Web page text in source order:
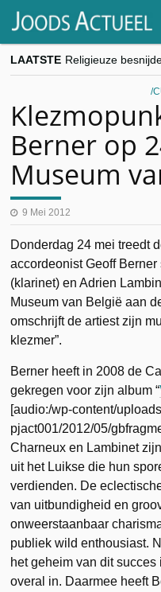
LAATSTE
Berner op
Museum
9 Mei 2012
Donderdag 24 mei treedt
accordeonist Geoff
(klarinet) en Adrien
Museum van België aan
omschrijft de artiest zijn
klezmer”.
Berner heeft in 2008 de
gekregen voor zijn album “
[audio:/wp-content/
pjact001/2012/05/
Charneux en Lambinet
uit het Luikse die hun
verdienden. De
van uitbundigheid en
onweerstaanbaar
publiek wild enthousiast.
het geheim van dit
overal in. Daarmee heeft